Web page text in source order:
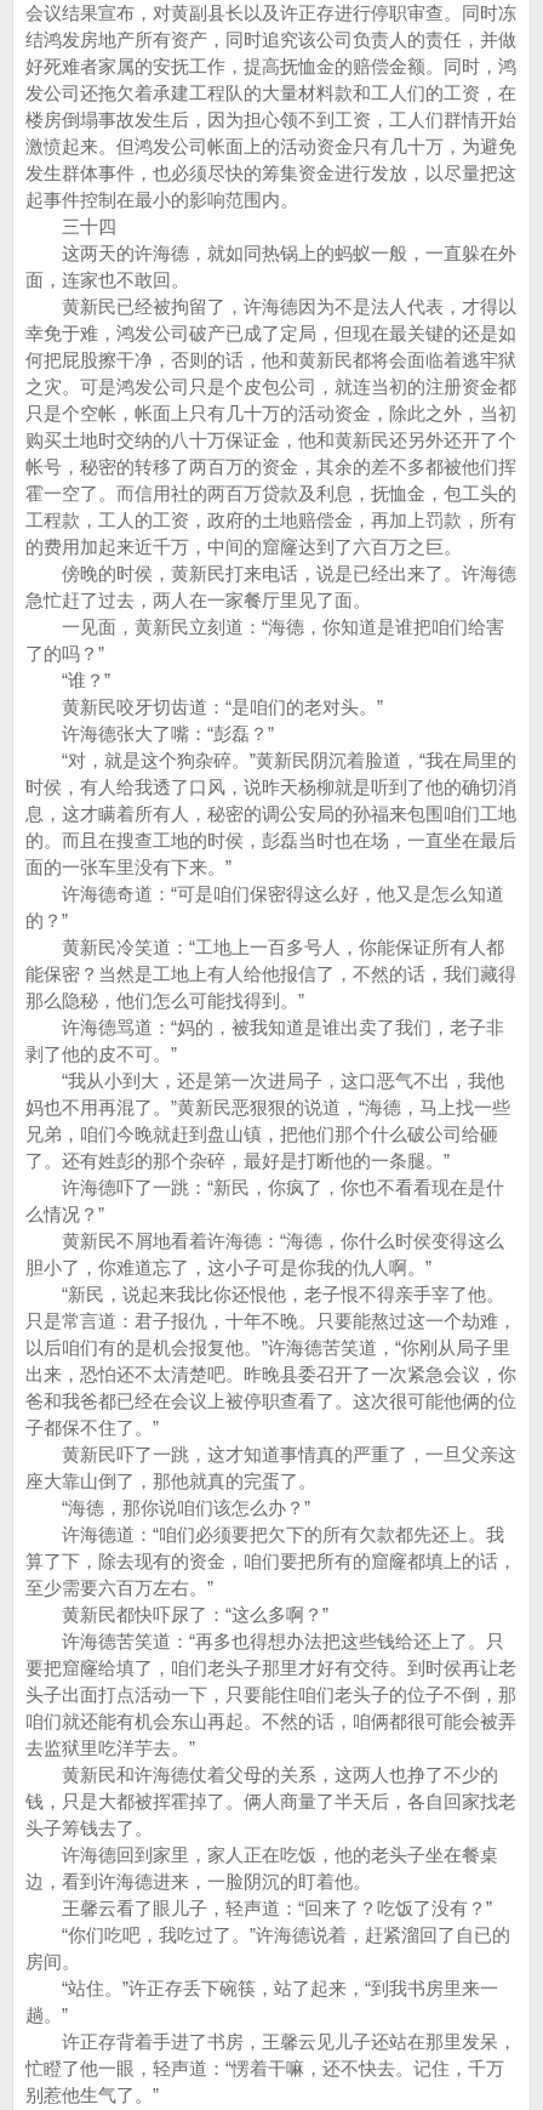
会议结果宣布，对黄副县长以及许正存进行停职审查。同时冻
结鸿发房地产所有资产，同时追究该公司负责人的责任，并做
好死难者家属的安抚工作，提高抚恤金的赔偿金额。同时，鸿
发公司还拖欠着承建工程队的大量材料款和工人们的工资，在
楼房倒塌事故发生后，因为担心领不到工资，工人们群情开始
激愤起来。但鸿发公司帐面上的活动资金只有几十万，为避免
发生群体事件，也必须尽快的筹集资金进行发放，以尽量把这
起事件控制在最小的影响范围内。
三十四
这两天的许海德，就如同热锅上的蚂蚁一般，一直躲在外
面，连家也不敢回。
黄新民已经被拘留了，许海德因为不是法人代表，才得以
幸免于难，鸿发公司破产已成了定局，但现在最关键的还是如
何把屁股擦干净，否则的话，他和黄新民都将会面临着逃牢狱
之灾。可是鸿发公司只是个皮包公司，就连当初的注册资金都
只是个空帐，帐面上只有几十万的活动资金，除此之外，当初
购买土地时交纳的八十万保证金，他和黄新民还另外还开了个
帐号，秘密的转移了两百万的资金，其余的差不多都被他们挥
霍一空了。而信用社的两百万贷款及利息，抚恤金，包工头的
工程款，工人的工资，政府的土地赔偿金，再加上罚款，所有
的费用加起来近千万，中间的窟窿达到了六百万之巨。
傍晚的时侯，黄新民打来电话，说是已经出来了。许海德
急忙赶了过去，两人在一家餐厅里见了面。
一见面，黄新民立刻道：“海德，你知道是谁把咱们给害
了的吗？”
“谁？”
黄新民咬牙切齿道：“是咱们的老对头。”
许海德张大了嘴：“彭磊？”
“对，就是这个狗杂碎。”黄新民阴沉着脸道，“我在局里的
时侯，有人给我透了口风，说昨天杨柳就是听到了他的确切消
息，这才瞒着所有人，秘密的调公安局的孙福来包围咱们工地
的。而且在搜查工地的时侯，彭磊当时也在场，一直坐在最后
面的一张车里没有下来。”
许海德奇道：“可是咱们保密得这么好，他又是怎么知道
的？”
黄新民冷笑道：“工地上一百多号人，你能保证所有人都
能保密？当然是工地上有人给他报信了，不然的话，我们藏得
那么隐秘，他们怎么可能找得到。”
许海德骂道：“妈的，被我知道是谁出卖了我们，老子非
剥了他的皮不可。”
“我从小到大，还是第一次进局子，这口恶气不出，我他
妈也不用再混了。”黄新民恶狠狠的说道，“海德，马上找一些
兄弟，咱们今晚就赶到盘山镇，把他们那个什么破公司给砸
了。还有姓彭的那个杂碎，最好是打断他的一条腿。”
许海德吓了一跳：“新民，你疯了，你也不看看现在是什
么情况？”
黄新民不屑地看着许海德：“海德，你什么时侯变得这么
胆小了，你难道忘了，这小子可是你我的仇人啊。”
“新民，说起来我比你还恨他，老子恨不得亲手宰了他。
只是常言道：君子报仇，十年不晚。只要能熬过这一个劫难，
以后咱们有的是机会报复他。”许海德苦笑道，“你刚从局子里
出来，恐怕还不太清楚吧。昨晚县委召开了一次紧急会议，你
爸和我爸都已经在会议上被停职查看了。这次很可能他俩的位
子都保不住了。”
黄新民吓了一跳，这才知道事情真的严重了，一旦父亲这
座大靠山倒了，那他就真的完蛋了。
“海德，那你说咱们该怎么办？”
许海德道：“咱们必须要把欠下的所有欠款都先还上。我
算了下，除去现有的资金，咱们要把所有的窟窿都填上的话，
至少需要六百万左右。”
黄新民都快吓尿了：“这么多啊？”
许海德苦笑道：“再多也得想办法把这些钱给还上了。只
要把窟窿给填了，咱们老头子那里才好有交待。到时侯再让老
头子出面打点活动一下，只要能住咱们老头子的位子不倒，那
咱们就还能有机会东山再起。不然的话，咱俩都很可能会被弄
去监狱里吃洋芋去。”
黄新民和许海德仗着父母的关系，这两人也挣了不少的
钱，只是大都被挥霍掉了。俩人商量了半天后，各自回家找老
头子筹钱去了。
许海德回到家里，家人正在吃饭，他的老头子坐在餐桌
边，看到许海德进来，一脸阴沉的盯着他。
王馨云看了眼儿子，轻声道：“回来了？吃饭了没有？”
“你们吃吧，我吃过了。”许海德说着，赶紧溜回了自已的
房间。
“站住。”许正存丢下碗筷，站了起来，“到我书房里来一
趟。”
许正存背着手进了书房，王馨云见儿子还站在那里发呆，
忙瞪了他一眼，轻声道：“愣着干嘛，还不快去。记住，千万
别惹他生气了。”